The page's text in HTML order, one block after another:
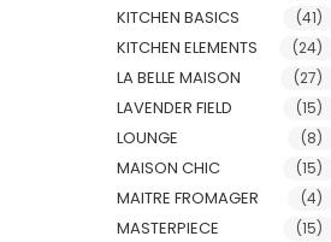
KITCHEN BASICS (41)
KITCHEN ELEMENTS (24)
LA BELLE MAISON (27)
LAVENDER FIELD (15)
LOUNGE (8)
MAISON CHIC (15)
MAITRE FROMAGER (4)
MASTERPIECE (15)